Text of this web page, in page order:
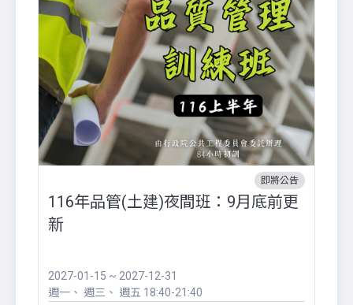
即將公告
116年品管(土建)夜間班：9月底前更
新
2027-01-15 ~ 2027-12-31
週一
週三 週五 18:40-21:40